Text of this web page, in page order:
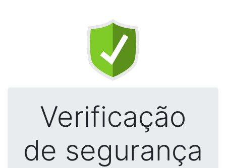
Verificação
de segurança